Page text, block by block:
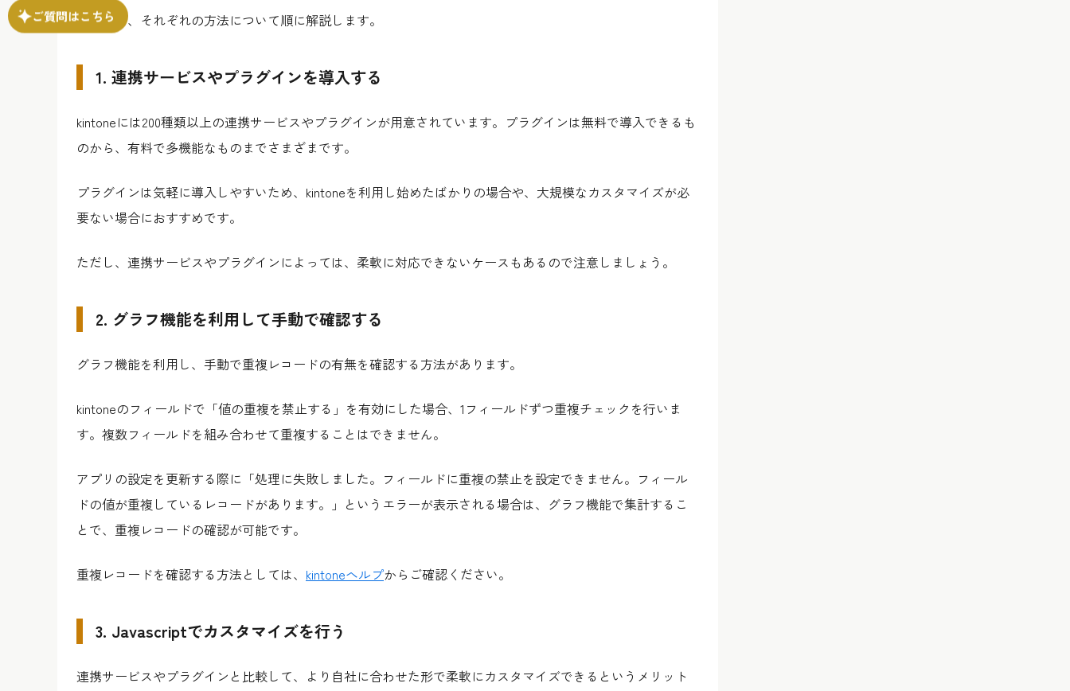
ここでは、それぞれの方法について順に解説します。
1. 連携サービスやプラグインを導入する
kintoneには200種類以上の連携サービスやプラグインが用意されています。プラグインは無料で導入できるも
のから、有料で多機能なものまでさまざまです。
プラグインは気軽に導入しやすいため、kintoneを利用し始めたばかりの場合や、大規模なカスタマイズが必
要ない場合におすすめです。
ただし、連携サービスやプラグインによっては、柔軟に対応できないケースもあるので注意しましょう。
2. グラフ機能を利用して手動で確認する
グラフ機能を利用し、手動で重複レコードの有無を確認する方法があります。
kintoneのフィールドで「値の重複を禁止する」を有効にした場合、1フィールドずつ重複チェックを行いま
す。複数フィールドを組み合わせて重複することはできません。
アプリの設定を更新する際に「処理に失敗しました。フィールドに重複の禁止を設定できません。フィール
ドの値が重複しているレコードがあります。」というエラーが表示される場合は、グラフ機能で集計するこ
とで、重複レコードの確認が可能です。
重複レコードを確認する方法としては、 kintoneヘルプからご確認ください。
3. Javascriptでカスタマイズを行う
連携サービスやプラグインと比較して、より自社に合わせた形で柔軟にカスタマイズできるというメリット
ご質問はこちら